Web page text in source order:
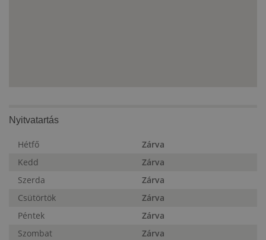
Nyitvatartás
Hétfő
Zárva
Kedd
Zárva
Szerda
Zárva
Csütörtök
Zárva
Péntek
Zárva
Szombat
Zárva